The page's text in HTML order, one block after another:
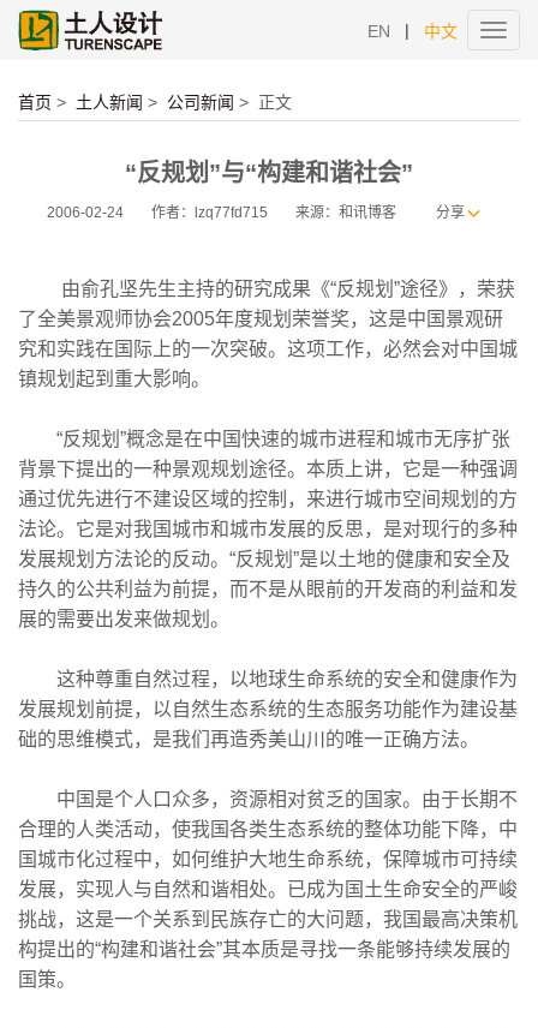
EN | 中文
首页 > 土人新闻 > 公司新闻 > 正文
“反规划”与“构建和谐社会”
2006-02-24 作者：lzq77fd715 来源：和讯博客 分享
由俞孔坚先生主持的研究成果《“反规划”途径》，荣获
了全美景观师协会2005年度规划荣誉奖，这是中国景观研
究和实践在国际上的一次突破。这项工作，必然会对中国城
镇规划起到重大影响。
“反规划”概念是在中国快速的城市进程和城市无序扩张
背景下提出的一种景观规划途径。本质上讲，它是一种强调
通过优先进行不建设区域的控制，来进行城市空间规划的方
法论。它是对我国城市和城市发展的反思，是对现行的多种
发展规划方法论的反动。“反规划”是以土地的健康和安全及
持久的公共利益为前提，而不是从眼前的开发商的利益和发
展的需要出发来做规划。
这种尊重自然过程，以地球生命系统的安全和健康作为
发展规划前提，以自然生态系统的生态服务功能作为建设基
础的思维模式，是我们再造秀美山川的唯一正确方法。
中国是个人口众多，资源相对贫乏的国家。由于长期不
合理的人类活动，使我国各类生态系统的整体功能下降，中
国城市化过程中，如何维护大地生命系统，保障城市可持续
发展，实现人与自然和谐相处。已成为国土生命安全的严峻
挑战，这是一个关系到民族存亡的大问题，我国最高决策机
构提出的“构建和谐社会”其本质是寻找一条能够持续发展的
国策。